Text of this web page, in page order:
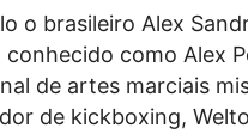
o brasileiro Alex
conhecido como Alex
de artes marciais
de kickboxing,